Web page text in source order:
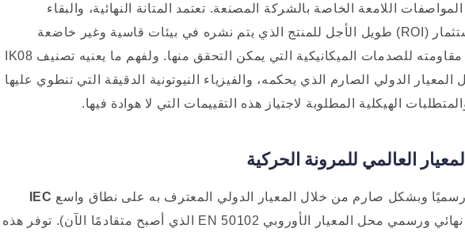
اللامعة الخاصة بالشركة المصنعة. تعتمد المتانة النهائية، والبقاء
التشغيلي، والعائد على الاستثمار (ROI) طويل الأجل للمنتج الذي يتم نشره في بيئات قاسية وغير خاضعة
للمراقبة بشكل كامل على مقاومته للصدمات الميكانيكية التي يمكن التحقق منها. ولفهم ما يعنيه تصنيف IK08
المعيار الدولي الصارم الذي يحكمه، والفيزياء النيوتونية الدقيقة التي تنطوي عليها
الهيكلية المطلوبة لاجتياز هذه التقييمات التي لا هوادة فيها.
IEC
(والتي حلت بشكل نهائي ورسمي محل المعيار الأوروبي EN 50102 الذي أصبح متقادمًا الآن). توفر هذه